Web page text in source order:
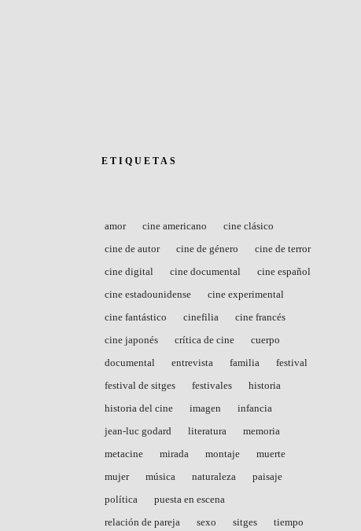
ETIQUETAS
amor cine americano
cine clásico
cine de autor
cine de género
cine de terror
cine digital
cine documental
cine español
cine estadounidense
cine experimental
cine fantástico
cinefilia
cine francés
cine japonés
crítica de cine
cuerpo
documental
entrevista familia
festival
festival de sitges
festivales
historia
historia del cine
imagen
infancia
jean-luc godard
literatura
memoria
metacine
mirada montaje
muerte
mujer
música naturaleza
paisaje
política
puesta en escena
relación de pareja
sexo sitges tiempo